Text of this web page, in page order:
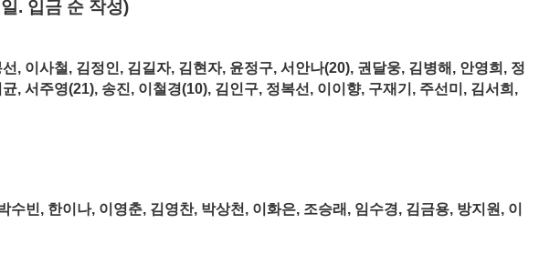
일 . 입금 순 작성)
, 이사철, 김정인, 김길자, 김현자, 윤정구, 서안나(20), 권달웅, 김병해, 안영희, 정
, 서주영(21), 송진, 이철경(10), 김인구, 정복선, 이이향, 구재기, 주선미, 김서희,
빈, 한이나, 이영춘, 김영찬, 박상천, 이화은, 조승래, 임수경, 김금용, 방지원, 이